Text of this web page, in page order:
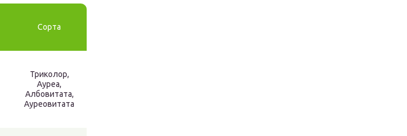
Сорта
Триколор,
Ауреа,
Албовитата,
Ауреовитата